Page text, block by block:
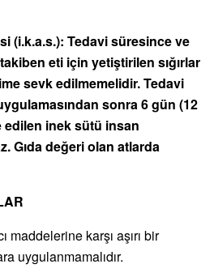
(i.k.a.s.): Tedavi süresince ve
eti için yetiştirilen sığırlar
sevk edilmemelidir. Tedavi
sonra 6 gün (12
edilen inek sütü insan
Gıda değeri olan atlarda
maddelerine karşı aşırı bir
uygulanmamalıdır.